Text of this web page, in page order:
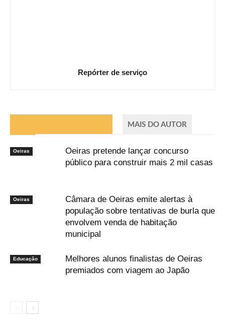
Repórter de serviço
MAIS DO AUTOR
Oeiras
Oeiras pretende lançar concurso
público para construir mais 2 mil casas
Oeiras
Câmara de Oeiras emite alertas à
população sobre tentativas de burla que
envolvem venda de habitação
municipal
Educação
Melhores alunos finalistas de Oeiras
premiados com viagem ao Japão